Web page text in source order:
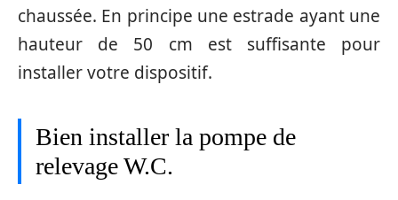
chaussée. En principe une estrade ayant une
hauteur de 50 cm est suffisante pour
installer votre dispositif.
Bien installer la pompe de
relevage W.C.